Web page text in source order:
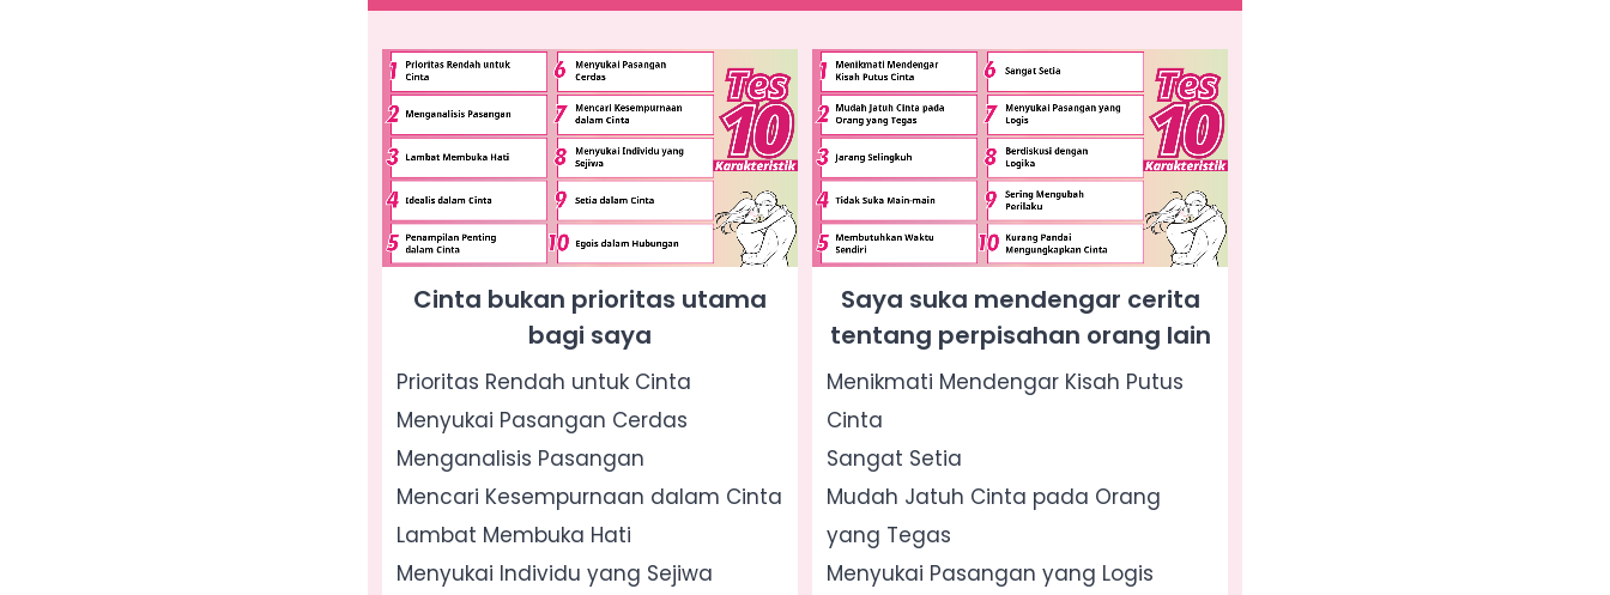
Cinta bukan prioritas utama
bagi saya
Prioritas Rendah untuk Cinta
Menyukai Pasangan Cerdas
Menganalisis Pasangan
Mencari Kesempurnaan dalam Cinta
Lambat Membuka Hati
Menyukai Individu yang Sejiwa
Saya suka mendengar cerita
tentang perpisahan orang lain
Menikmati Mendengar Kisah Putus
Cinta
Sangat Setia
Mudah Jatuh Cinta pada Orang
yang Tegas
Menyukai Pasangan yang Logis